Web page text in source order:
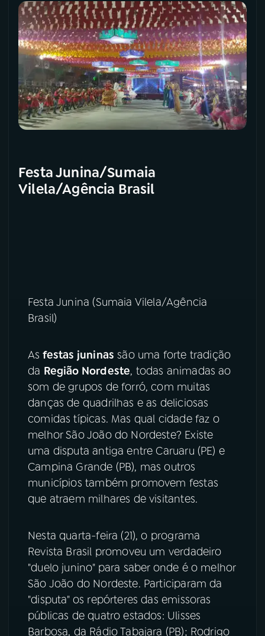
07ÚLTIMAS
08FESTIVAL DE MÚSICA
ACOMPANHE A RÁDIO NACIONAL
YouTube Facebook
TikTok
Festa Junina/Sumaia
Vilela/Agência Brasil
Festa Junina (Sumaia Vilela/Agência
Brasil)
As festas juninas são uma forte tradição
da Região Nordeste, todas animadas ao
som de grupos de forró, com muitas
danças de quadrilhas e as deliciosas
comidas típicas. Mas qual cidade faz o
melhor São João do Nordeste? Existe
uma disputa antiga entre Caruaru (PE) e
Campina Grande (PB), mas outros
municípios também promovem festas
que atraem milhares de visitantes.
Nesta quarta-feira (21), o programa
Revista Brasil promoveu um verdadeiro
"duelo junino" para saber onde é o melhor
São João do Nordeste. Participaram da
"disputa" os repórteres das emissoras
públicas de quatro estados: Ulisses
Barbosa, da Rádio Tabajara (PB); Rodrigo